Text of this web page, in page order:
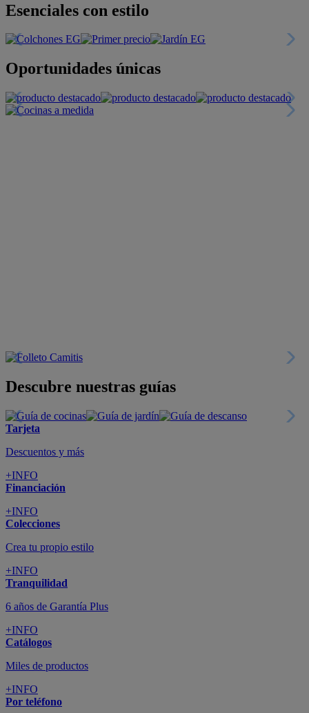
Esenciales con estilo
Oportunidades únicas
Descubre nuestras guías
Tarjeta
Descuentos y más
+INFO
Financiación
+INFO
Colecciones
Crea tu propio estilo
+INFO
Tranquilidad
6 años de Garantía Plus
+INFO
Catálogos
Miles de productos
+INFO
Por teléfono